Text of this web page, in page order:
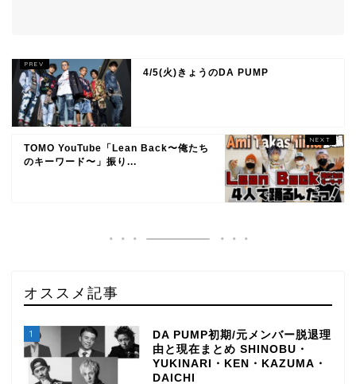
4/5(火)きょうのDA PUMP
TOMO YouTube「Lean Back〜俺たち
のキーワード〜」振り...
オススメ記事
1
DA PUMP初期/元メンバー脱退理
由と現在まとめ SHINOBU・
YUKINARI・KEN・KAZUMA・
DAICHI